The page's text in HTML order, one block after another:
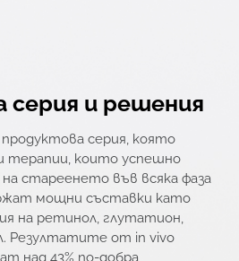
серия и решения
серия, която
терапии, които успешно
стареенето във всяка фаза
мощни съставки като
на ретинол, глутатион,
Резултатите от in vivo
над 43% по-добра